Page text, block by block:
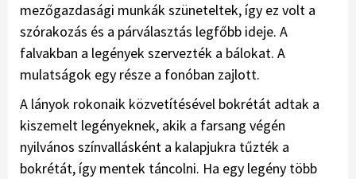
mezőgazdasági munkák szüneteltek, így ez volt a
szórakozás és a párválasztás legfőbb ideje. A
falvakban a legények szervezték a bálokat. A
mulatságok egy része a fonóban zajlott.
A lányok rokonaik közvetítésével bokrétát adtak a
kiszemelt legényeknek, akik a farsang végén
nyilvános színvallásként a kalapjukra tűzték a
bokrétát, így mentek táncolni. Ha egy legény több